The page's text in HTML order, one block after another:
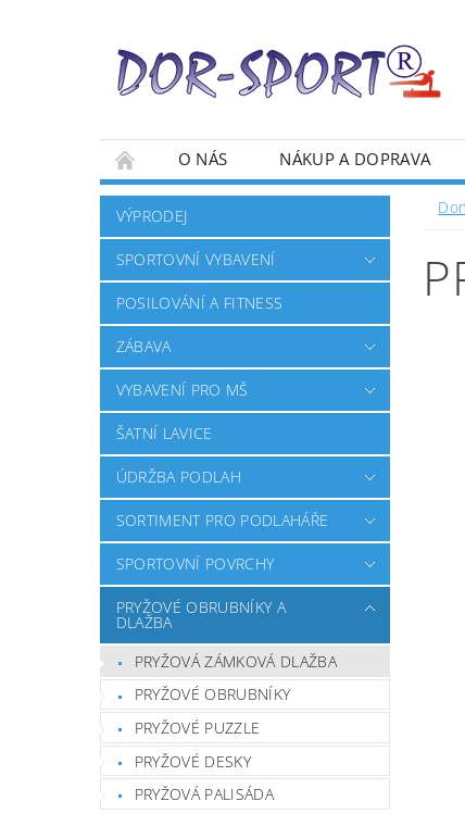
O NÁS NÁKUP A DOPRAVA
VÝPRODEJ
SPORTOVNÍ VYBAVENÍ
POSILOVÁNÍ A FITNESS
ZÁBAVA
VYBAVENÍ PRO MŠ
ŠATNÍ LAVICE
ÚDRŽBA PODLAH
SORTIMENT PRO PODLAHÁŘE
SPORTOVNÍ POVRCHY
PRYŽOVÉ OBRUBNÍKY A
DLAŽBA
PRYŽOVÁ ZÁMKOVÁ DLAŽBA
PRYŽOVÉ OBRUBNÍKY
PRYŽOVÉ PUZZLE
PRYŽOVÉ DESKY
PRYŽOVÁ PALISÁDA